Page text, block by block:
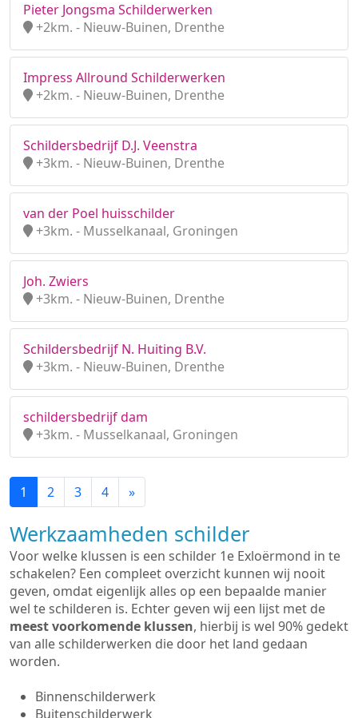
Pieter Jongsma Schilderwerken
+2km. - Nieuw-Buinen, Drenthe
Impress Allround Schilderwerken
+2km. - Nieuw-Buinen, Drenthe
Schildersbedrijf D.J. Veenstra
+3km. - Nieuw-Buinen, Drenthe
van der Poel huisschilder
+3km. - Musselkanaal, Groningen
Joh. Zwiers
+3km. - Nieuw-Buinen, Drenthe
Schildersbedrijf N. Huiting B.V.
+3km. - Nieuw-Buinen, Drenthe
schildersbedrijf dam
+3km. - Musselkanaal, Groningen
1 2 3 4 »
Werkzaamheden schilder
Voor welke klussen is een schilder 1e Exloërmond in te
schakelen? Een compleet overzicht kunnen wij nooit
geven, omdat eigenlijk alles op een bepaalde manier
wel te schilderen is. Echter geven wij een lijst met de
meest voorkomende klussen, hierbij is wel 90% gedekt
van alle schilderwerken die door het land gedaan
worden.
Binnenschilderwerk
Buitenschilderwerk